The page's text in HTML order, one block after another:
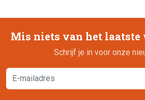
Mis niets van het
Schrijf je in voor onze